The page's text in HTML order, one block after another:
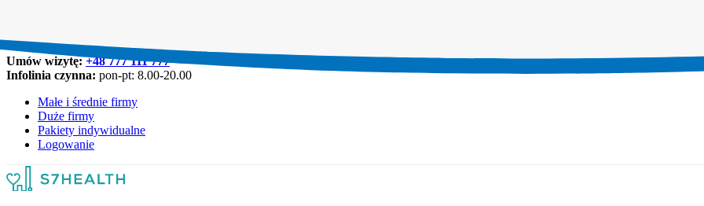
Umów wizytę:+48 777 111 777
Infolinia czynna: pon-pt: 8.00-20.00
Małe i średnie firmy
Duże firmy
Pakiety indywidualne
Logowanie